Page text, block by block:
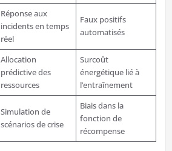
Réponse aux
incidents en temps
réel
Faux positifs
automatisés
Allocation
prédictive des
ressources
Surcoût
énergétique lié à
l’entraînement
Simulation de
scénarios de crise
Biais dans la
fonction de
récompense